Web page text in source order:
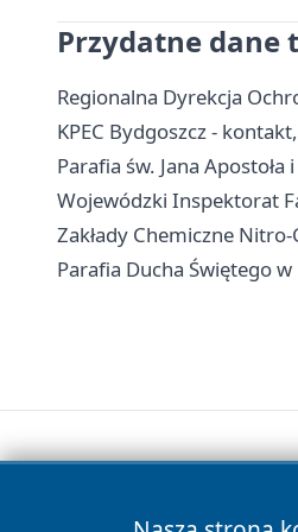
Przydatne dane
Regionalna Dyrekcja
KPEC Bydgoszcz -
Parafia św. Jana
Wojewódzki Inspektorat
Zakłady Chemiczne
Parafia Ducha Świętego